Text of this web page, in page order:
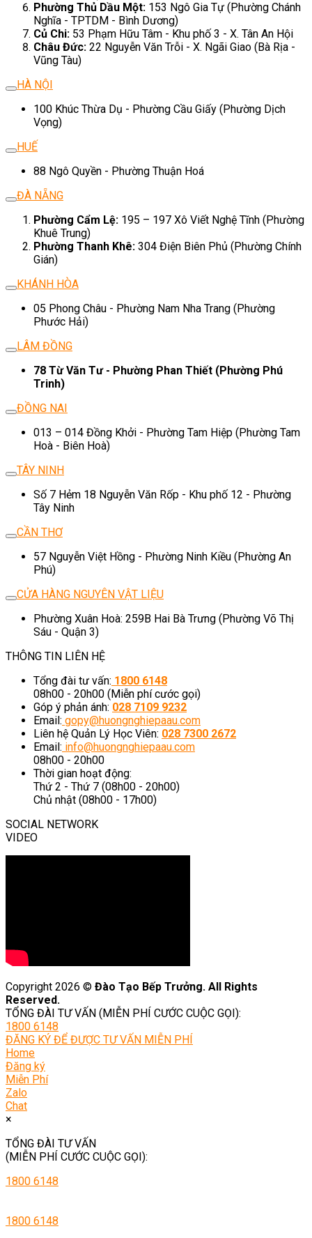
Phường Thủ Dầu Một: 153 Ngô Gia Tự (Phường Chánh
Nghĩa - TPTDM - Bình Dương)
Củ Chi: 53 Phạm Hữu Tâm - Khu phố 3 - X. Tân An Hội
Châu Đức: 22 Nguyễn Văn Trỗi - X. Ngãi Giao (Bà Rịa -
Vũng Tàu)
HÀ NỘI
100 Khúc Thừa Dụ - Phường Cầu Giấy (Phường Dịch
Vọng)
HUẾ
88 Ngô Quyền - Phường Thuận Hoá
ĐÀ NẴNG
Phường Cẩm Lệ: 195 – 197 Xô Viết Nghệ Tĩnh (Phường
Khuê Trung)
Phường Thanh Khê: 304 Điện Biên Phủ (Phường Chính
Gián)
KHÁNH HÒA
05 Phong Châu - Phường Nam Nha Trang (Phường
Phước Hải)
LÂM ĐỒNG
78 Từ Văn Tư - Phường Phan Thiết (Phường Phú
Trinh)
ĐỒNG NAI
013 – 014 Đồng Khởi - Phường Tam Hiệp (Phường Tam
Hoà - Biên Hoà)
TÂY NINH
Số 7 Hẻm 18 Nguyễn Văn Rốp - Khu phố 12 - Phường
Tây Ninh
CẦN THƠ
57 Nguyễn Việt Hồng - Phường Ninh Kiều (Phường An
Phú)
CỬA HÀNG NGUYÊN VẬT LIỆU
Phường Xuân Hoà: 259B Hai Bà Trưng (Phường Võ Thị
Sáu - Quận 3)
THÔNG TIN LIÊN HỆ
Tổng đài tư vấn: 1800 6148
08h00 - 20h00 (Miễn phí cước gọi)
Góp ý phản ánh: 028 7109 9232
Email: gopy@huongnghiepaau.com
Liên hệ Quản Lý Học Viên: 028 7300 2672
Email: info@huongnghiepaau.com
08h00 - 20h00
Thời gian hoạt động:
Thứ 2 - Thứ 7 (08h00 - 20h00)
Chủ nhật (08h00 - 17h00)
SOCIAL NETWORK
VIDEO
Copyright 2026 © Đào Tạo Bếp Trưởng. All Rights
Reserved.
TỔNG ĐÀI TƯ VẤN (MIỄN PHÍ CƯỚC CUỘC GỌI):
1800 6148
ĐĂNG KÝ ĐỂ ĐƯỢC TƯ VẤN MIỄN PHÍ
Home
Đăng ký
Miễn Phí
Zalo
Chat
×
TỔNG ĐÀI TƯ VẤN
(MIỄN PHÍ CƯỚC CUỘC GỌI):
1800 6148
1800 6148